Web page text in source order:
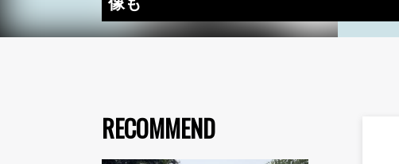
RECOMMEND